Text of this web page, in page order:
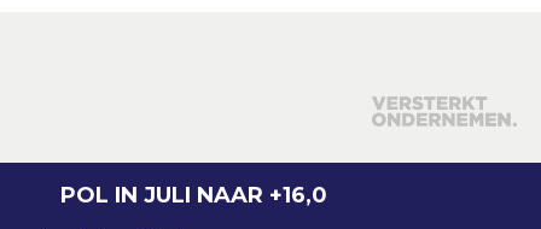
POL IN JULI NAAR +16,0